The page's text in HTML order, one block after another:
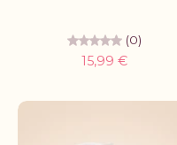
(0)
15,99 €